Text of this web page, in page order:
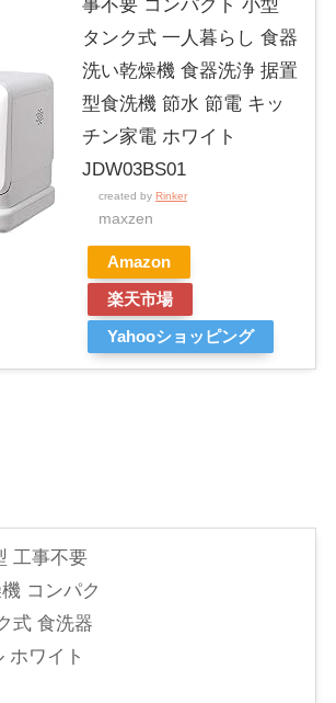
事不要 コンパクト 小型
タンク式 一人暮らし 食器
洗い乾燥機 食器洗浄 据置
型食洗機 節水 節電 キッ
チン家電 ホワイト
JDW03BS01
created by Rinker
maxzen
Amazon
楽天市場
Yahooショッピング
工事不要
コンパク
式 食洗器
ホワイト